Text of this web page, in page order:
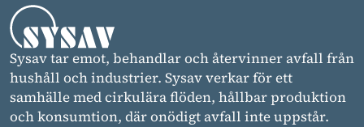
Sysav tar emot, behandlar och återvinner avfall från
hushåll och industrier. Sysav verkar för ett
samhälle med cirkulära flöden, hållbar produktion
och konsumtion, där onödigt avfall inte uppstår.